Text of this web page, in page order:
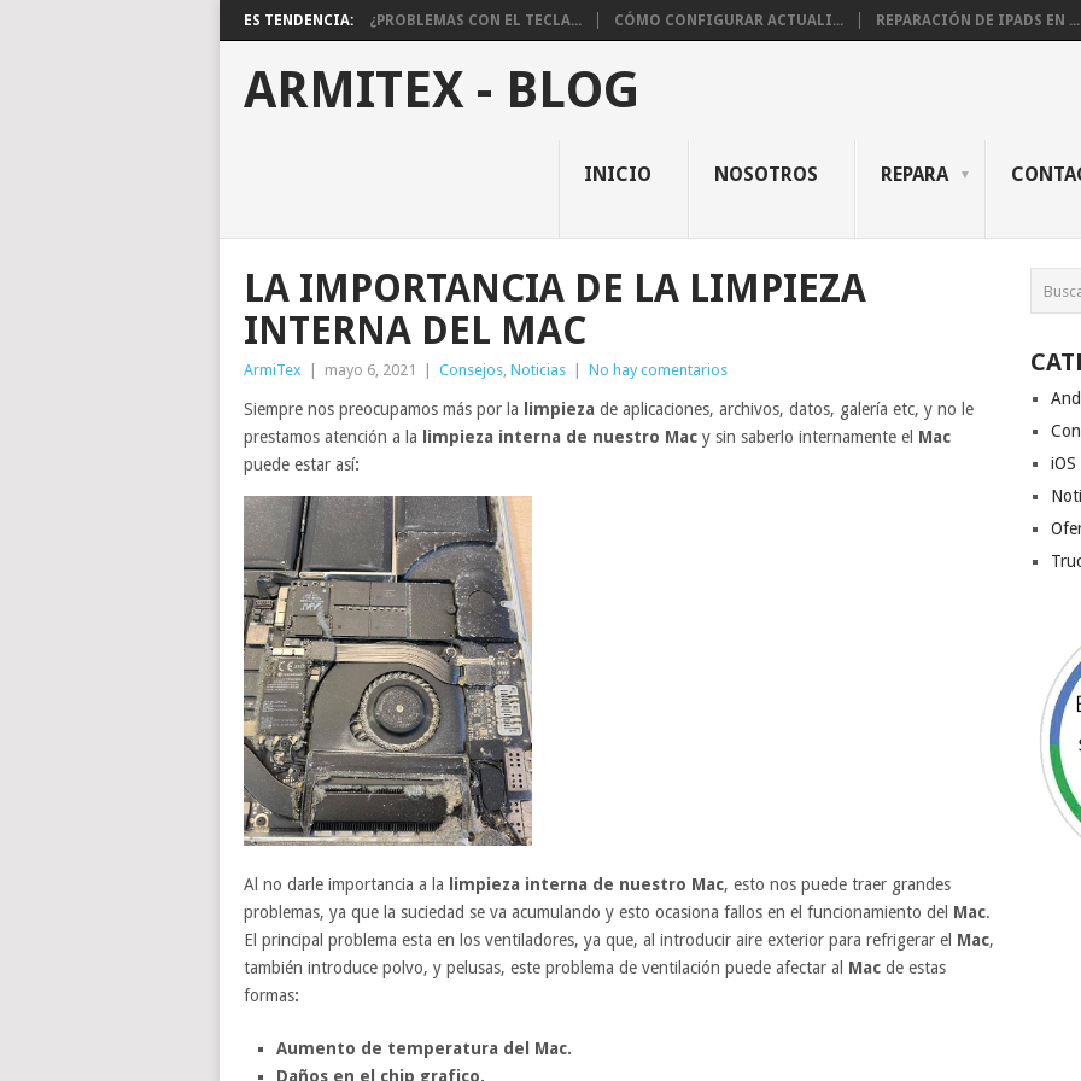
ES TENDENCIA: ¿PROBLEMAS CON EL TECLA... CÓMO CONFIGURAR ACTUALI... REPARACIÓN DE IPADS EN ...
ARMITEX - BLOG
INICIO NOSOTROS REPARA
LA IMPORTANCIA DE LA LIMPIEZA
INTERNA DEL MAC
ArmiTex mayo 6, 2021 Consejos, Noticias No hay comentarios
Siempre nos preocupamos más por la limpieza de aplicaciones, archivos, datos, galería etc, y no le
prestamos atención a la
limpieza interna de nuestro Mac y sin saberlo internamente el Mac
puede estar así:
Al no darle importancia a la limpieza interna de nuestro Mac, esto nos puede traer grandes
problemas, ya que la suciedad se va acumulando y esto ocasiona fallos en el funcionamiento del Mac.
El principal problema esta en los ventiladores, ya que, al introducir aire exterior para refrigerar el Mac,
también introduce polvo, y pelusas, este problema de ventilación puede afectar al Mac de estas
formas:
Aumento de temperatura del Mac.
Daños en el chip grafico.
iOS